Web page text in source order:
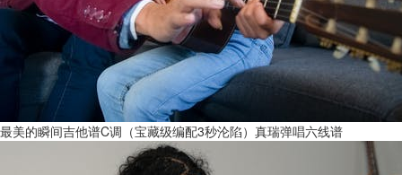
最美的瞬间吉他谱C调（宝藏级编配3秒沦陷）真瑞弹唱六线谱